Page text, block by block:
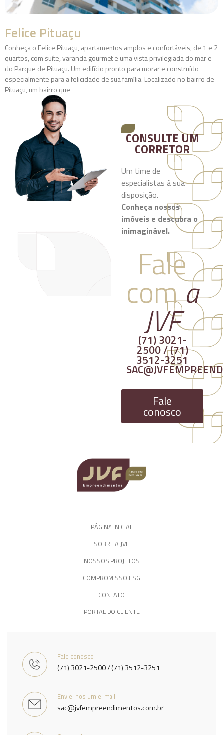
Felice Pituaçu
Conheça o Felice Pituaçu, apartamentos amplos e confortáveis, de 1 e 2
quartos, com suíte, varanda gourmet e uma vista privilegiada do mar e
do Parque de Pituaçu. Um edifício pronto para morar e construído
especialmente para a felicidade de sua família. Localizado no bairro de
Pituaçu, um bairro que
CONSULTE UM
CORRETOR
Um time de
especialistas à sua
disposição.
Conheça nossos
imóveis e descubra o
inimaginável.
Fale
coma
JVF
(71) 3021-
2500 / (71)
3512-3251
Fale
conosco
PÁGINA INICIAL
SOBRE A JVF
NOSSOS PROJETOS
COMPROMISSO ESG
CONTATO
PORTAL DO CLIENTE
Fale conosco
(71) 3021-2500 / (71) 3512-3251
Envie-nos um e-mail
sac@jvfempreendimentos.com.br